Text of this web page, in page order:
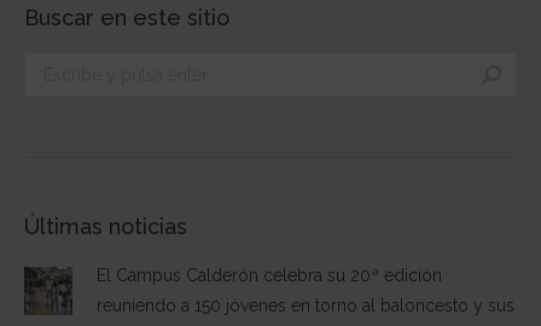
Buscar en este sitio
Últimas noticias
El Campus Calderón celebra su 20ª edición
reuniendo a 150 jóvenes en torno al baloncesto y sus